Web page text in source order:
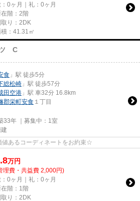
：0ヶ月｜礼：0ヶ月
在階：2階
取り：2DK
：41.31㎡
ツ C
食 」駅 徒歩5分
総松崎 」駅 徒歩57分
田空港 」駅 車32分 16.8km
郡栄町安食 １丁目
33年 ｜募集中： 1室
あるコーディネートをお約束☆
万円
理費・共益費 2,000円)
：0ヶ月｜礼：0ヶ月
在階：1階
取り：2DK